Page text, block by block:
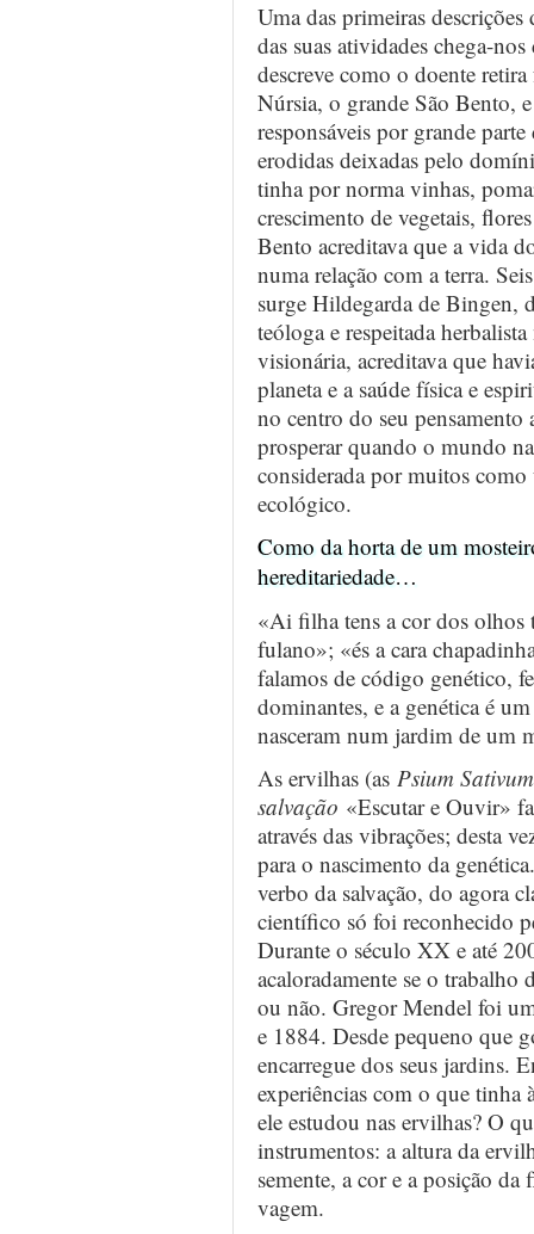
Uma das primeiras
das suas atividades chega-
descreve como o doente
Núrsia, o grande São Bento,
responsáveis por grande
erodidas deixadas pelo
tinha por norma vinhas,
crescimento de vegetais,
Bento acreditava que a vida
numa relação com a terra.
surge Hildegarda de Bingen,
teóloga e respeitada
visionária, acreditava que
planeta e a saúde física e
no centro do seu pensamento
prosperar quando o mundo
considerada por muitos
ecológico.
Como da horta de um
hereditariedade…
«Ai filha tens a cor dos olhos
fulano»; «és a cara
falamos de código genético,
dominantes, e a genética é
nasceram num jardim de um
As ervilhas (as Psium Sativum
salvação «Escutar e Ouvir»
através das vibrações; desta
para o nascimento da
verbo da salvação, do agora
científico só foi reconhecido
Durante o século XX e até
acaloradamente se o trabalho
ou não. Gregor Mendel foi
e 1884. Desde pequeno que
encarregue dos seus jardins.
experiências com o que tinha
ele estudou nas ervilhas? O
instrumentos: a altura da
semente, a cor e a posição
vagem.